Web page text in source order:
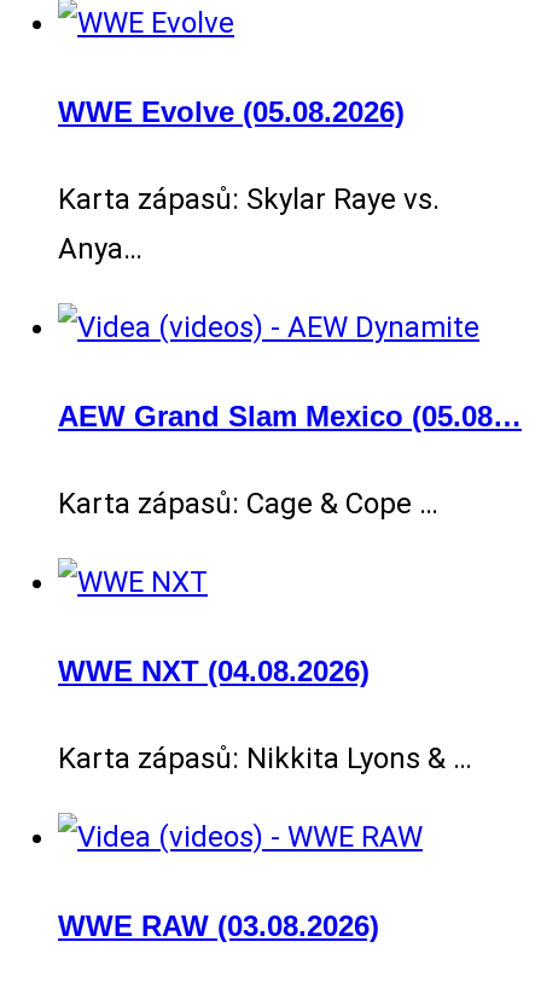
WWE Evolve (05.08.2026)
Karta zápasů: Skylar Raye vs.
Anya…
AEW Grand Slam Mexico (05.08…
Karta zápasů: Cage & Cope …
WWE NXT (04.08.2026)
Karta zápasů: Nikkita Lyons & …
WWE RAW (03.08.2026)